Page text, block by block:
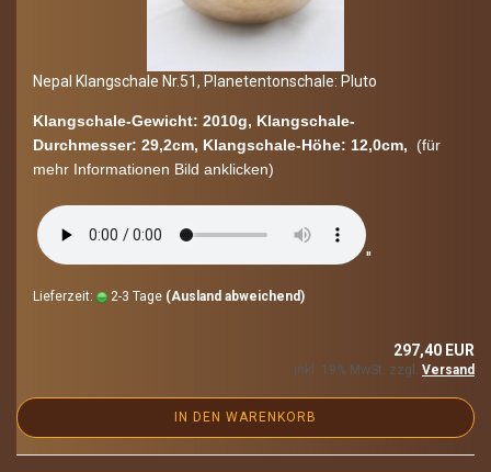
Nepal Klang­scha­le Nr.51, Pla­ne­ten­ton­scha­le: Pluto
Klangschale-​Gewicht: 2010g, Klangschale-​
Durchmesser: 29,2cm, Klangschale-​Höhe: 12,0cm, (für
mehr In­for­ma­tio­nen Bild an­kli­cken)
"
Lieferzeit: 2-3 Tage (Ausland abweichend)
297,40 EUR
inkl. 19% MwSt. zzgl. Versand
IN DEN WARENKORB